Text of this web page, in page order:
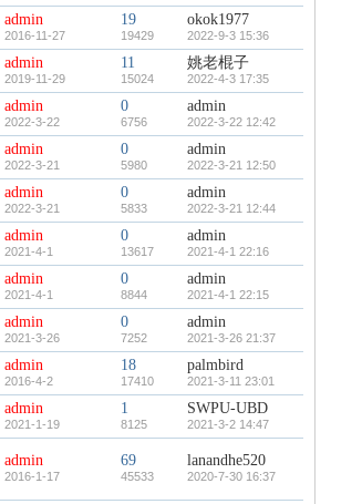
admin
2016-11-27
19
19429
okok1977
2022-9-3 15:36
admin
2019-11-29
11
15024
姚老棍子
2022-4-3 17:35
admin
2022-3-22
0
6756
admin
2022-3-22 12:42
admin
2022-3-21
0
5980
admin
2022-3-21 12:50
admin
2022-3-21
0
5833
admin
2022-3-21 12:44
admin
2021-4-1
0
13617
admin
2021-4-1 22:16
admin
2021-4-1
0
8844
admin
2021-4-1 22:15
admin
2021-3-26
0
7252
admin
2021-3-26 21:37
admin
2016-4-2
18
17410
palmbird
2021-3-11 23:01
admin
2021-1-19
1
8125
SWPU-UBD
2021-3-2 14:47
admin
2016-1-17
69
45533
lanandhe520
2020-7-30 16:37